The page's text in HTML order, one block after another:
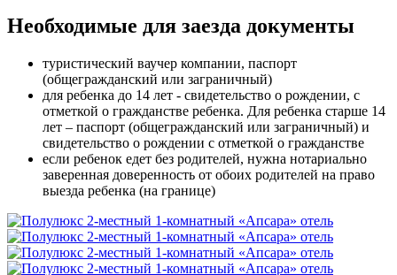
Необходимые для заезда документы
туристический ваучер компании, паспорт
(общегражданский или заграничный)
для ребенка до 14 лет - свидетельство о рождении, с
отметкой о гражданстве ребенка. Для ребенка старше 14
лет – паспорт (общегражданский или заграничный) и
свидетельство о рождении с отметкой о гражданстве
если ребенок едет без родителей, нужна нотариально
заверенная доверенность от обоих родителей на право
выезда ребенка (на границе)